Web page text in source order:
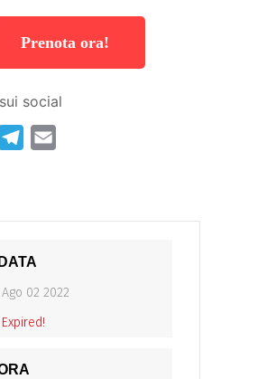
Prenota ora!
social
WhatsAppTelegram
DATA
Ago 02 2022
Expired!